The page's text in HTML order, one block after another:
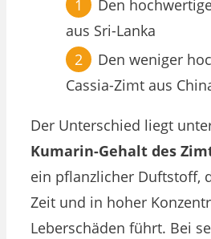
Den
aus Sri-Lanka
Den weniger
Cassia-Zimt aus
Der Unterschied liegt
Kumarin-Gehalt des
ein pflanzlicher Duftstoff,
Zeit und in hoher
Leberschäden führt. Bei